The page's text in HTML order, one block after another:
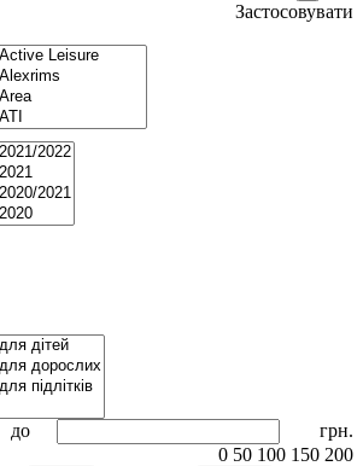
Застосовувати
до
грн.
0 50 100 150 200